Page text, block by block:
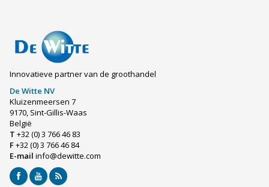
Innovatieve partner van de groothandel
De Witte NV
Kluizenmeersen 7
9170, Sint-Gillis-Waas
België
T +32 (0) 3 766 46 83
F+32 (0) 3 766 46 84
E-mail info@dewitte.com